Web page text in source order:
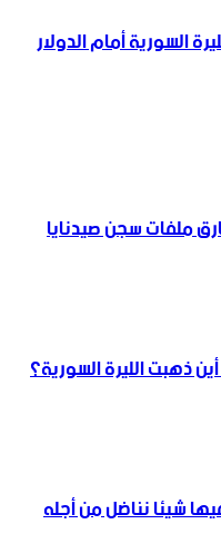
السورية أمام الدولار
ملفات سجن صيدنايا
ذهبت الليرة السورية؟
شيئا نناضل من أجله